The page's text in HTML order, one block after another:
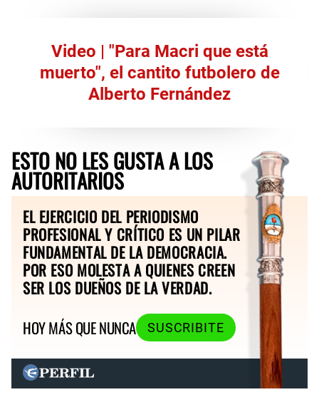
Video | "Para Macri que está
muerto", el cantito futbolero de
Alberto Fernández
ESTO NO LES GUSTA A LOS
AUTORITARIOS
EL EJERCICIO DEL PERIODISMO
PROFESIONAL Y CRÍTICO ES UN PILAR
FUNDAMENTAL DE LA DEMOCRACIA.
POR ESO MOLESTA A QUIENES CREEN
SER LOS DUEÑOS DE LA VERDAD.
HOY MÁS QUE NUNCA
SUSCRIBITE